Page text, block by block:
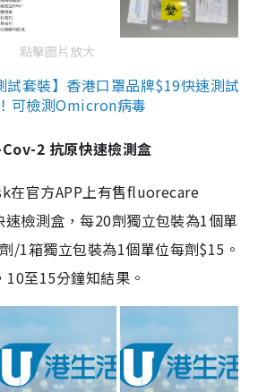
點擊圖片放大
試套裝】香港口罩品牌$19快速測試
可檢測Omicron病毒
2 抗原快速檢測盒
在官方APP上有售fluorecare
速檢測盒，每20劑獨立包裝為1個單
/1箱獨立包裝為1個單位每劑$15。
至15分鐘知結果。